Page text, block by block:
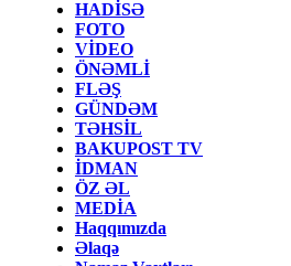
HADİSƏ
FOTO
VİDEO
ÖNƏMLİ
FLƏŞ
GÜNDƏM
TƏHSİL
BAKUPOST TV
İDMAN
ÖZ ƏL
MEDİA
Haqqımızda
Əlaqə